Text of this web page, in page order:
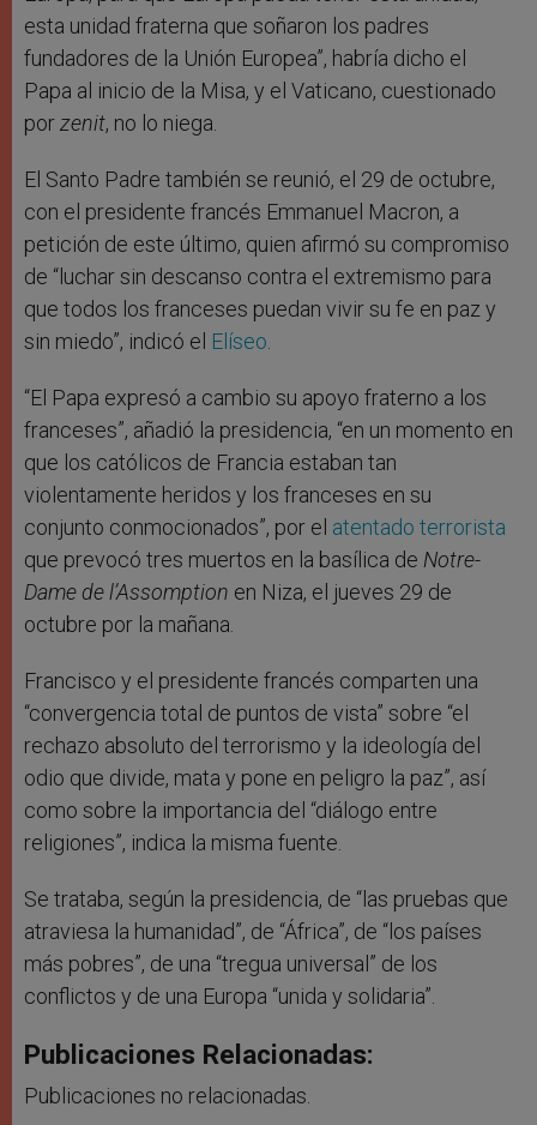
esta unidad fraterna que soñaron los padres
fundadores de la Unión Europea”, habría dicho el
Papa al inicio de la Misa, y el Vaticano, cuestionado
porzenit, no lo niega.
El Santo Padre también se reunió, el 29 de octubre,
con el presidente francés Emmanuel Macron, a
petición de este último, quien afirmó su compromiso
de “luchar sin descanso contra el extremismo para
que todos los franceses puedan vivir su fe en paz y
sin miedo”, indicó el Elíseo.
“El Papa expresó a cambio su apoyo fraterno a los
franceses”, añadió la presidencia, “en un momento en
que los católicos de Francia estaban tan
violentamente heridos y los franceses en su
conjunto conmocionados”, por el atentado terrorista
que prevocó tres muertos en la basílica de Notre-
Dame de l’Assomption en Niza, el jueves 29 de
octubre por la mañana.
Francisco y el presidente francés comparten una
“convergencia total de puntos de vista” sobre “el
rechazo absoluto del terrorismo y la ideología del
odio que divide, mata y pone en peligro la paz”, así
como sobre la importancia del “diálogo entre
religiones”, indica la misma fuente.
Se trataba, según la presidencia, de “las pruebas que
atraviesa la humanidad”, de “África”, de “los países
más pobres”, de una “tregua universal” de los
conflictos y de una Europa “unida y solidaria”.
Publicaciones Relacionadas:
Publicaciones no relacionadas.